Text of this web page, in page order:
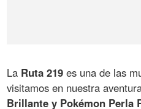
La Ruta 219 es una de las
visitamos en nuestra
Brillante y Pokémon Perla